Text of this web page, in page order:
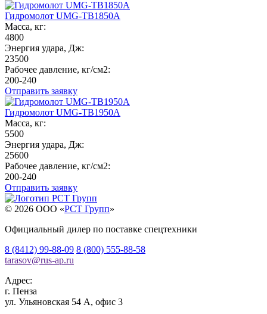
Гидромолот UMG-TB1850A
Масса, кг:
4800
Энергия удара, Дж:
23500
Рабочее давление, кг/см2:
200-240
Отправить заявку
Гидромолот UMG-TB1950A
Масса, кг:
5500
Энергия удара, Дж:
25600
Рабочее давление, кг/см2:
200-240
Отправить заявку
© 2026 OOO «РСТ Групп»
Официальный дилер по поставке спецтехники
8 (8412) 99-88-09 8 (800) 555-88-58
tarasov@rus-ap.ru
Адрес:
г. Пенза
ул. Ульяновская 54 А, офис 3